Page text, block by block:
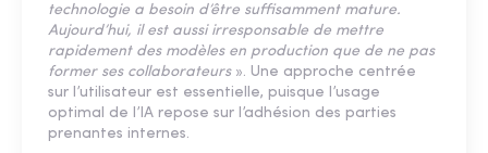
technologie a besoin d’être suffisamment mature.
Aujourd’hui, il est aussi irresponsable de mettre
rapidement des modèles en production que de ne pas
former ses collaborateurs». Une approche centrée
sur l’utilisateur est essentielle, puisque l’usage
optimal de l’IA repose sur l’adhésion des parties
prenantes internes.